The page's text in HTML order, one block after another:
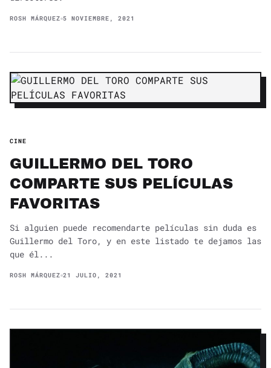
ROSH MÁRQUEZ 5 NOVIEMBRE, 2021
CINE
GUILLERMO DEL TORO
COMPARTE SUS PELÍCULAS
FAVORITAS
Si alguien puede recomendarte películas sin duda es
Guillermo del Toro, y en este listado te dejamos las
que él...
ROSH MÁRQUEZ 21 JULIO, 2021